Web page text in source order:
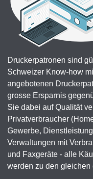
Druckerpatronen sind
Schweizer Know-how
angebotenen
grosse Ersparnis
Sie dabei auf Qualität
Privatverbraucher
Gewerbe,
Verwaltungen mit
und Faxgeräte - alle
werden zu den